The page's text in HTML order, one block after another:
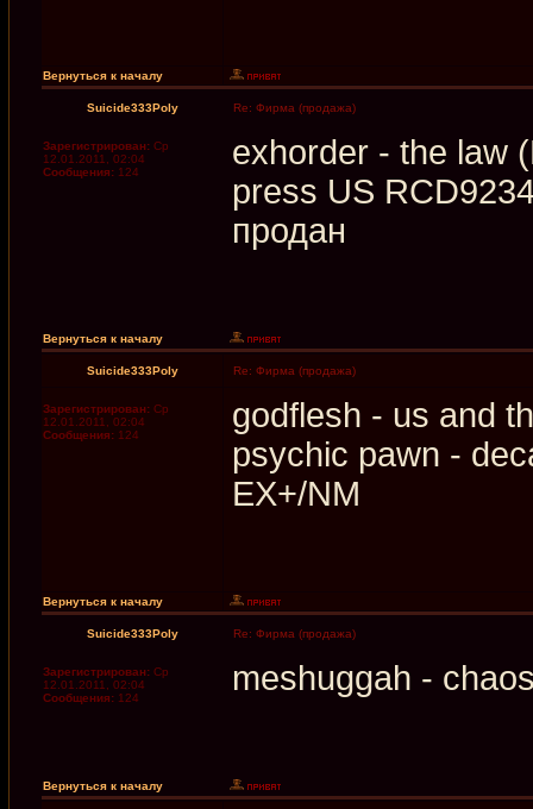
Вернуться к началу
Suicide333Poly Re: Фирма (продажа)
Зарегистрирован: Ср
12.01.2011, 02:04
Сообщения: 124
exhorder - the law
press US
продан
Вернуться к началу
Suicide333Poly Re: Фирма (продажа)
Зарегистрирован: Ср
12.01.2011, 02:04
Сообщения: 124
godflesh - us and
psychic pawn -
EX+/NM
Вернуться к началу
Suicide333Poly Re: Фирма (продажа)
Зарегистрирован: Ср
12.01.2011, 02:04
Сообщения: 124
meshuggah -
Вернуться к началу